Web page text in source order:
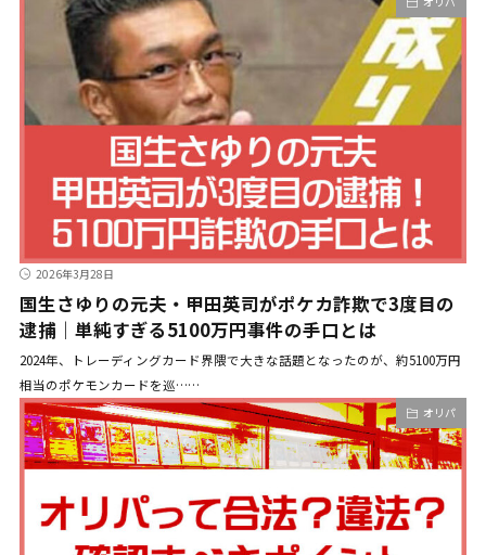
2026年3月28日
国生さゆりの元夫・甲田英司がポケカ詐欺で3度目の
逮捕｜単純すぎる5100万円事件の手口とは
2024年、トレーディングカード界隈で大きな話題となったのが、約5100万円
相当のポケモンカードを巡……
オリパ